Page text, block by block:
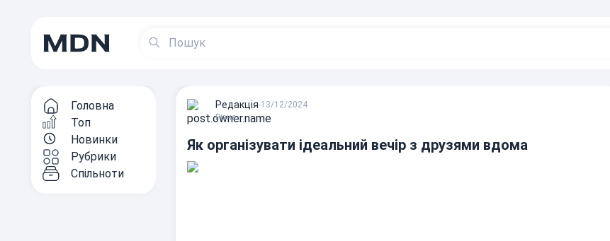
Головна
Топ
Новинки
Рубрики
Спільноти
Редакцiя∙13/12/2024
Різне
Як організувати ідеальний вечір з друзями вдома